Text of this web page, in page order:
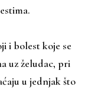
i bolest koje se
uz želudac, pri
u jednjak što